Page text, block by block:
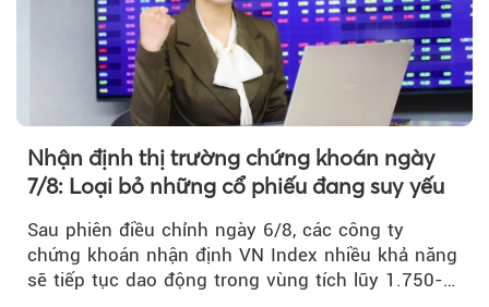
Nhận định thị trường chứng khoán ngày
7/8: Loại bỏ những cổ phiếu đang suy yếu
Sau phiên điều chỉnh ngày 6/8, các công ty
chứng khoán nhận định VN Index nhiều khả năng
sẽ tiếp tục dao động trong vùng tích lũy 1.750-